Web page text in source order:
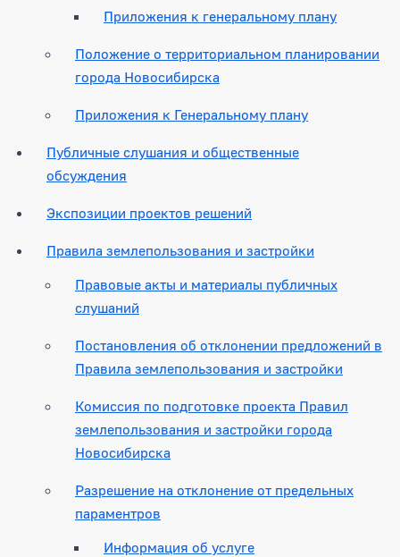
Приложения к генеральному плану
Положение о территориальном планировании
города Новосибирска
Приложения к Генеральному плану
Публичные слушания и общественные
обсуждения
Экспозиции проектов решений
Правила землепользования и застройки
Правовые акты и материалы публичных
слушаний
Постановления об отклонении предложений в
Правила землепользования и застройки
Комиссия по подготовке проекта Правил
землепользования и застройки города
Новосибирска
Разрешение на отклонение от предельных
параментров
Информация об услуге